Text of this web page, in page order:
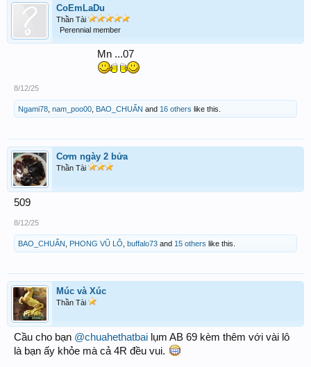
CoEmLaDu
Thần Tài
Perennial member
Mn ...07
8/12/25
Ngami78 nam_poo00 BAO_CHUẨN and 16 others like this.
Cơm ngày 2 bửa
Thần Tài
509
8/12/25
BAO_CHUẨN PHONG VŨ LÔ buffalo73 and 15 others like this.
Múc và Xúc
Thần Tài
Cầu cho bạn @chuahethatbai lụm AB 69 kèm thêm với vài lô
là bạn ấy khỏe mà cả 4R đều vui.